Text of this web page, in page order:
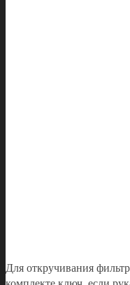
Для откручивания